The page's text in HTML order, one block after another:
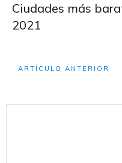
Ciudades más
2021
ARTÍCULO ANTERIOR